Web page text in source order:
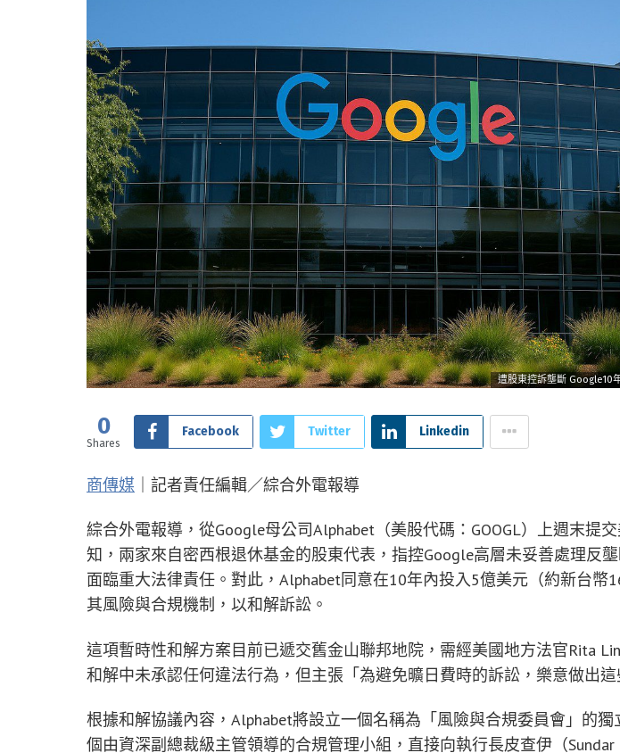
遭股東控訴壟斷 Google10
0
Shares
Facebook Twitter Linkedin
商傳媒 ｜記者責任編輯／綜合外電報導
綜合外電報導，從Google母公司Alphabet（美股代碼：GOOGL）上週末提
知，兩家來自密西根退休基金的股東代表，指控Google高層未妥善處理反
面臨重大法律責任。對此，Alphabet同意在10年內投入5億美元（約新台幣
其風險與合規機制，以和解訴訟。
這項暫時性和解方案目前已遞交舊金山聯邦地院，需經美國地方法官Rita
和解中未承認任何違法行為，但主張「為避免曠日費時的訴訟，樂意做出這
根據和解協議內容，Alphabet將設立一個名稱為「風險與合規委員會」的
個由資深副總裁級主管領導的合規管理小組，直接向執行長皮查伊（Sundar